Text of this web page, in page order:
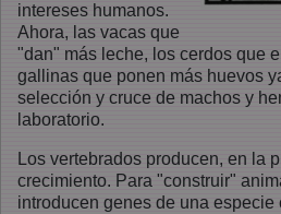
intereses humanos.
Ahora, las vacas que
"dan" más leche, los cerdos que
gallinas que ponen más huevos
selección y cruce de machos y
laboratorio.
Los vertebrados producen, en la
crecimiento. Para "construir"
introducen genes de una especie